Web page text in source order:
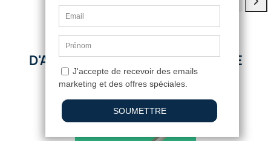
D'AUTRES PRODUITS DANS CETTE
CATÉGORIE :
RUPTURE DE STOCK